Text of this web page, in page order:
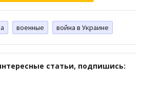
военные война в Украине
статьи, подпишись: